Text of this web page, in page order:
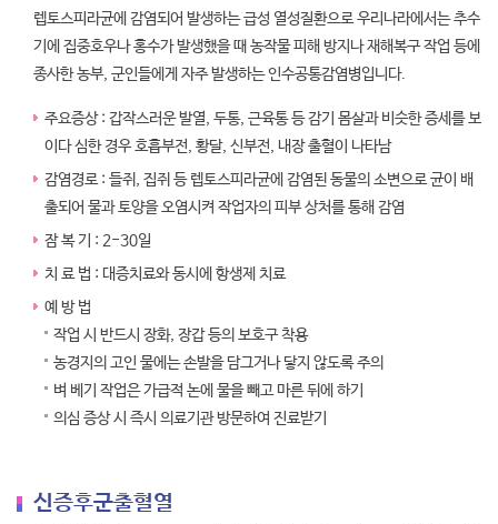
렙토스피라균에 감염되어 발생하는 급성 열성질환으로 우리나라에서는 추수
기에 집중호우나 홍수가 발생했을 때 농작물 피해 방지나 재해복구 작업 등에
종사한 농부, 군인들에게 자주 발생하는 인수공통감염병입니다.
주요증상 : 갑작스러운 발열, 두통, 근육통 등 감기 몸살과 비슷한 증세를 보
이다 심한 경우 호흡부전, 황달, 신부전, 내장 출혈이 나타남
감염경로 : 들쥐, 집쥐 등 렙토스피라균에 감염된 동물의 소변으로 균이 배
출되어 물과 토양을 오염시켜 작업자의 피부 상처를 통해 감염
잠 복 기 : 2-30일
치 료 법 : 대증치료와 동시에 항생제 치료
예 방 법
작업 시 반드시 장화, 장갑 등의 보호구 착용
농경지의 고인 물에는 손발을 담그거나 닿지 않도록 주의
벼 베기 작업은 가급적 논에 물을 빼고 마른 뒤에 하기
의심 증상 시 즉시 의료기관 방문하여 진료받기
신증후군출혈열